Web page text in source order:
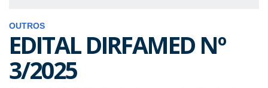
OUTROS
EDITAL DIRFAMED Nº
3/2025